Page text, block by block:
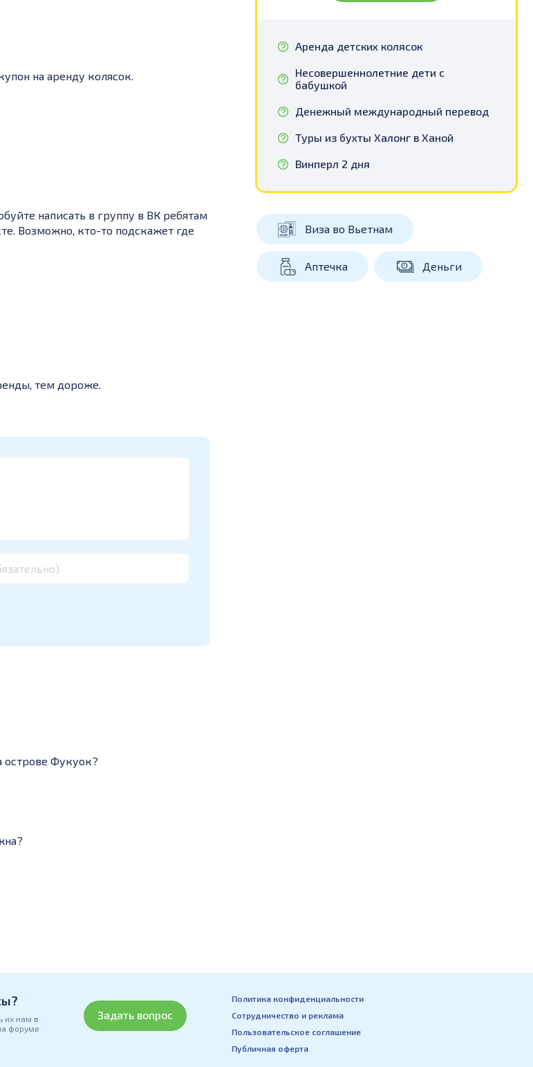
на аренду колясок.
написать в группу в ВК ребятам
Возможно, кто-то подскажет где
тем дороже.
острове Фукуок?
Аренда детских колясок
Несовершеннолетние дети с
бабушкой
Денежный международный перевод
Туры из бухты Халонг в Ханой
Винперл 2 дня
Виза во Вьетнам
Аптечка Деньги
их нам в
форуме
Задать вопрос
Политика конфиденциальности
Сотрудничество и реклама
Пользовательское соглашение
Публичная оферта